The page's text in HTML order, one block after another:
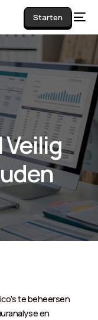
Starten
Veilig
te beheersen
en